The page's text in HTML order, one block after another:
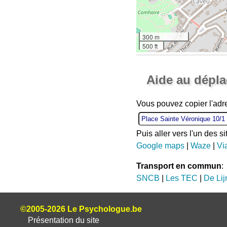
300 m
500 ft
Aide au
Vous pouvez copier
Puis aller vers l'un des
Google maps| Waze|
Transport en commun:
SNCB
Les TEC De
©2005-2026 Le Psychologue.be
Présentation du site